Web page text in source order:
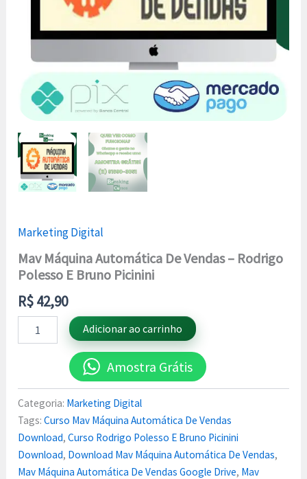
Marketing Digital
Mav Máquina Automática De Vendas – Rodrigo
Polesso E Bruno Picinini
R$42,90
quantidade
Adicionar ao carrinho
Amostra Grátis
Categoria: Marketing Digital
Tags:Curso Mav Máquina Automática De Vendas
Download,Curso Rodrigo Polesso E Bruno Picinini
Download, Download Mav Máquina Automática De Vendas,
Mav Máquina Automática De Vendas Google Drive, Mav